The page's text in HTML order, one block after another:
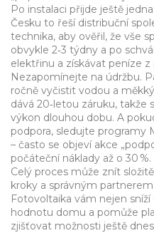
Po instalaci přijde ještě
Česku to řeší distribuční
technika, aby ověřil, že vše
obvykle 2‑3 týdny a po
elektřinu a získávat peníze
Nezapomínejte na údržbu.
ročně vyčistit vodou a
dává 20‑letou záruku,
výkon dlouhou dobu. A
podpora, sledujte programy
– často se objeví akce
počáteční náklady až o 30 %.
Celý proces může znít
kroky a správným
Fotovoltaika vám nejen
hodnotu domu a pomůže
zjišťovat možnosti ještě